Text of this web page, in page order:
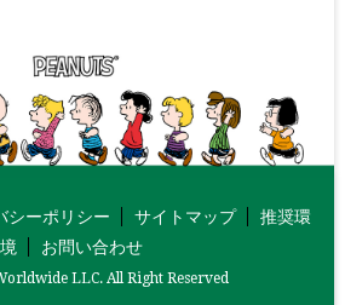
シーポリシー サイトマップ
推奨環
境
お問い合わせ
LLC. All Right Reserved